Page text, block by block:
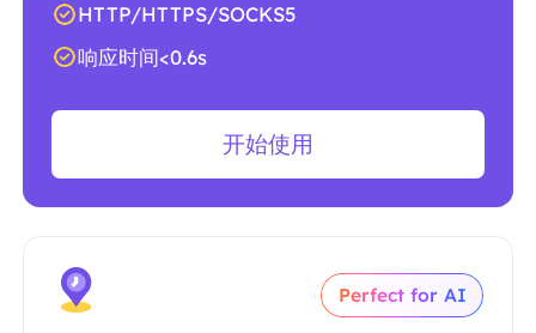
HTTP/HTTPS/SOCKS5
响应时间<0.6s
开始使用
Perfect for AI